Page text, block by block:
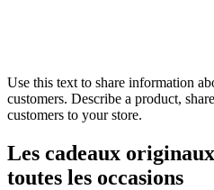
Use this text to share information
customers. Describe a product,
customers to your store.
Les cadeaux
toutes les occasions